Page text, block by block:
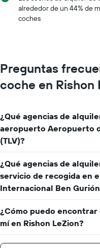
alrededor de un 44% de
coches
Preguntas
coche en Rishon
¿Qué agencias de
aeropuerto Aeropuerto
(TLV)?
¿Qué agencias de
servicio de recogida en
Internacional Ben Gurión
¿Cómo puedo
mí en Rishon LeZion?